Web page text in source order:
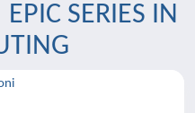
SERIES IN